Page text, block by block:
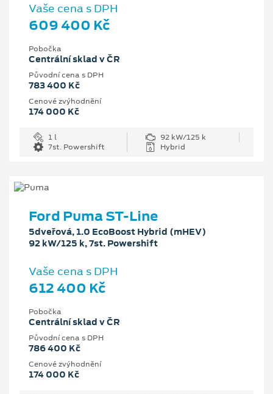
Vaše cena s DPH
609 400 Kč
Pobočka
Centrální sklad v ČR
Původní cena s DPH
783 400 Kč
Cenové zvýhodnění
174 000 Kč
1 l
92 kW/125 k
7st. Powershift
Hybrid
Ford Puma ST-Line
5dveřová, 1.0 EcoBoost Hybrid (mHEV)
92 kW/125 k, 7st. Powershift
Vaše cena s DPH
612 400 Kč
Pobočka
Centrální sklad v ČR
Původní cena s DPH
786 400 Kč
Cenové zvýhodnění
174 000 Kč